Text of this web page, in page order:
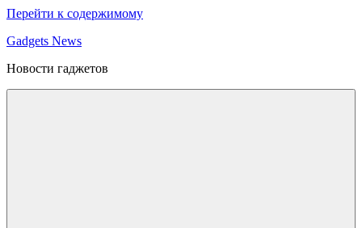
Перейти к содержимому
Gadgets News
Новости гаджетов